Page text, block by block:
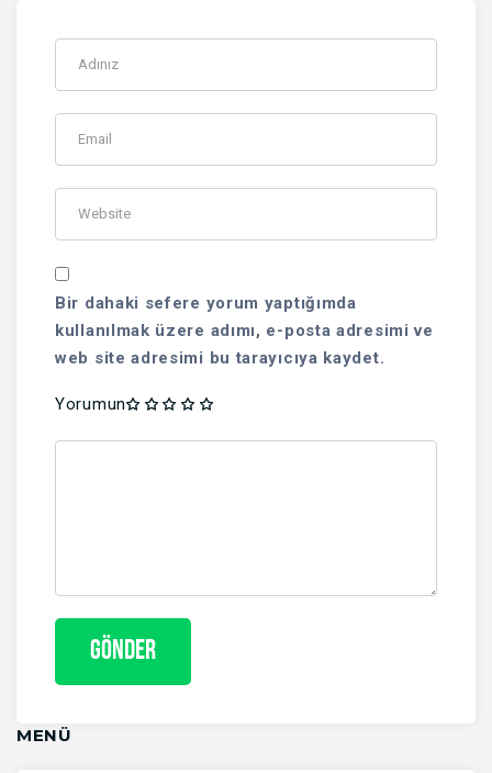
Bir dahaki sefere yorum yaptığımda
kullanılmak üzere adımı, e-posta adresimi ve
web site adresimi bu tarayıcıya kaydet.
Yorumun
MENÜ